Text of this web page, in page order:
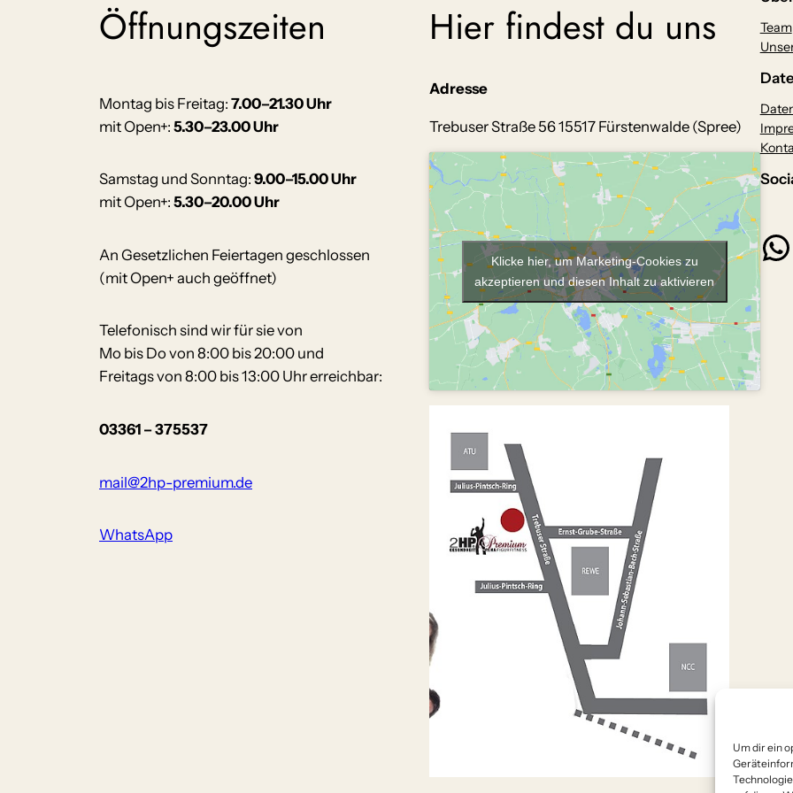
Um dir ein
Öffnungszeiten
Montag bis Freitag: 7.00–21.30 Uhr
mit Open+: 5.30–23.00 Uhr
Samstag und Sonntag: 9.00–15.00 Uhr
mit Open+: 5.30–20.00 Uhr
An Gesetzlichen Feiertagen geschlossen
(mit Open+ auch geöffnet)
Telefonisch sind wir für sie von
Mo bis Do von 8:00 bis 20:00 und
Freitags von 8:00 bis 13:00 Uhr erreichbar:
03361 – 375537
mail@2hp-premium.de
WhatsApp
Hier findest du uns
Adresse
Trebuser Straße 56 15517 Fürstenwalde (Spree)
Klicke hier, um Marketing-Cookies zu
akzeptieren und diesen Inhalt zu aktivieren
Team
WhatsApp